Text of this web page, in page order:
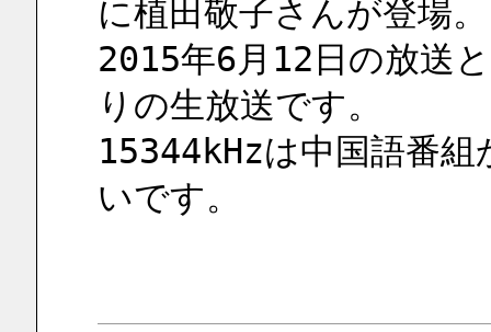
に植田敬子さんが登場。
2015年6月12日の放送
りの生放送です。
15344kHzは中国語番
いです。